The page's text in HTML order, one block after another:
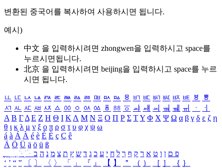
변환된 중국어를 복사하여 사용하시면 됩니다.
예시)
中文 을 입력하시려면 zhongwen을 입력하시고 space를
누르시면됩니다.
北京 을 입력하시려면 beijing을 입력하시고 space를 누르
시면 됩니다.
ㅥ ㅦ ㅧ ㅨ ㅩ ㅪ ㅫ ㅬ ㅭ ㅮ ㅯ ㅰ ㅱ ㅲ ㅳ ㅴ ㅵ ㅶ ㅷ ㅸ
ㅹ
ㅺ ㅻ ㅼ ㅽ ㅾ ㅿ ㆀ ㆁ ㆂ ㆃ ㆄ ㆅ ㆆ ㆇ ㆈ ㆉ ㆊ ㆋ ㆌ ㆍ
ㆎ
Α Β ΓΔ Ε Ζ Η Θ Ι ΚΛ Μ Ν Ξ Ο Π Ρ Σ ΤΥ Φ Χ Ψ Ω α β γ δ ε ζ η
θ ι κ λ μ ν ξ ο π ρ σ τ υ φ χ ψ ω
á à Á À é è É È ç Ç ê
Ä Ö Ü ä ö ü ß
ִֶֹ ֻּ ׁׂ פ ם ן ו ט א ר ק ף ך ל ח י ע כ ג ד ש ץ ת צ מ נ ה ב
‘ ’ “ ” 〔 〕 〈 〉 「 」 『 』 【 】 ＂ （ ） ［ ］ ｛ ｝